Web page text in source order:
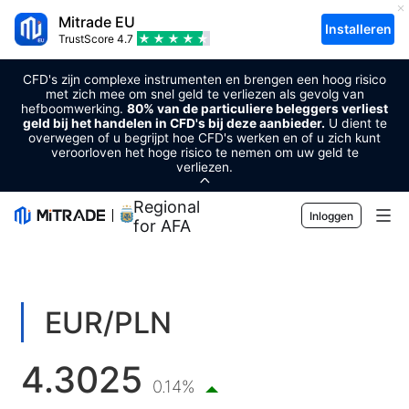
Mitrade EU
TrustScore 4.7
Installeren
CFD's zijn complexe instrumenten en brengen een hoog risico
met zich mee om snel geld te verliezen als gevolg van
hefboomwerking. 80% van de particuliere beleggers verliest
geld bij het handelen in CFD's bij deze aanbieder. U dient te
overwegen of u begrijpt hoe CFD's werken en of u zich kunt
veroorloven het hoge risico te nemen om uw geld te
verliezen.
Regional Sponsor
for AFA
Inloggen
Forex
Grondstoffen
Cryptovaluta's
Handel
Handelsplatform
Risicobeheer
Markttools
Economische kalender
Voorlichting
EUR/PLN
4.3025 0.14%